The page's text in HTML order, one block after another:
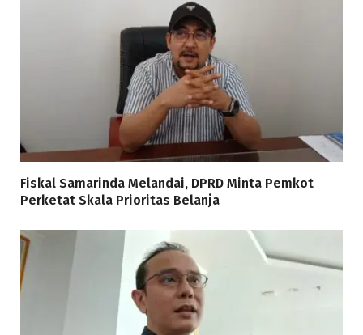
Fiskal Samarinda Melandai, DPRD Minta Pemkot
Perketat Skala Prioritas Belanja